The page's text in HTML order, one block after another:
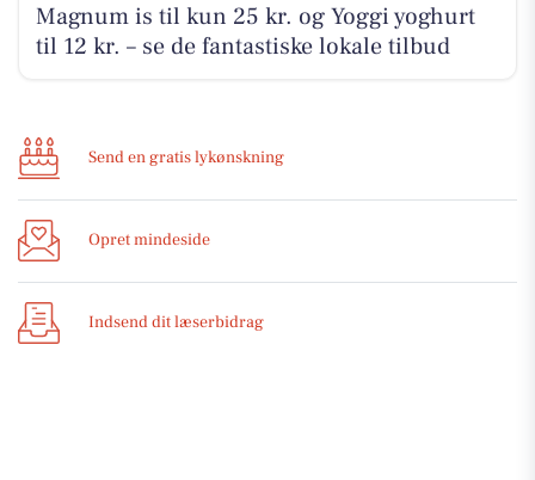
Magnum is til kun 25 kr. og Yoggi yoghurt
til 12 kr. – se de fantastiske lokale tilbud
Send en gratis lykønskning
Opret mindeside
Indsend dit læserbidrag